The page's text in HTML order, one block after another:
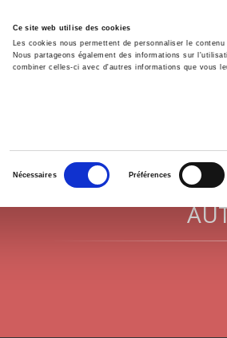
Ce site web utilise des cookies
Les cookies nous permettent de personnaliser le
Nous partageons également des informations sur
combiner celles-ci avec d'autres informations que vous
consentement
Nécessaires Préférences
Accueil